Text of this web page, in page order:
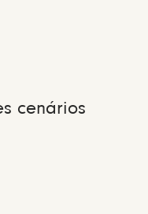
cenários